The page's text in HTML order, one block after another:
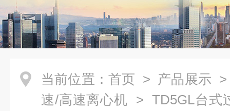
当前位置： 首页 > 产品展示
速/高速离心机 > TD5GL台式